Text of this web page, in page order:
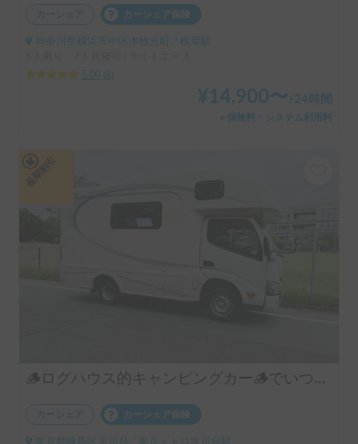
カーシェア カーシェア保険
神奈川県横浜市中区本牧元町, ' 根岸駅
5.00
8
¥ 14,900〜/24時間
＋保険料・システム利用料
🪵ログハウス的キャンピングカー🪵でいつでも快適にワクワク旅！東京都内、特に練馬区、港区の方必見
カーシェア カーシェア保険
東京都練馬区氷川台, ' 東京メトロ氷川台駅